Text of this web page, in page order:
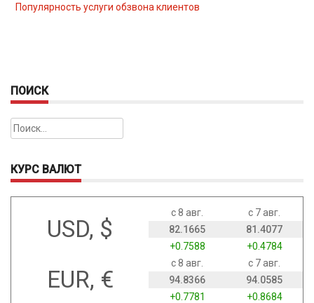
Популярность услуги обзвона клиентов
ПОИСК
Найти:
КУРС ВАЛЮТ
USD, $
с 8 авг.
с 7 авг.
82.1665
81.4077
+0.7588
+0.4784
EUR, €
с 8 авг.
с 7 авг.
94.8366
94.0585
+0.7781
+0.8684